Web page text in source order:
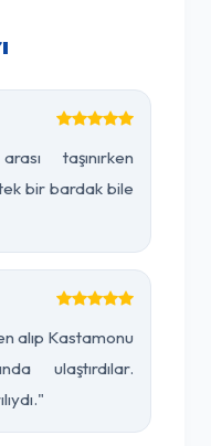
taşınırken
bir bardak bile
alıp Kastamonu
ulaştırdılar.